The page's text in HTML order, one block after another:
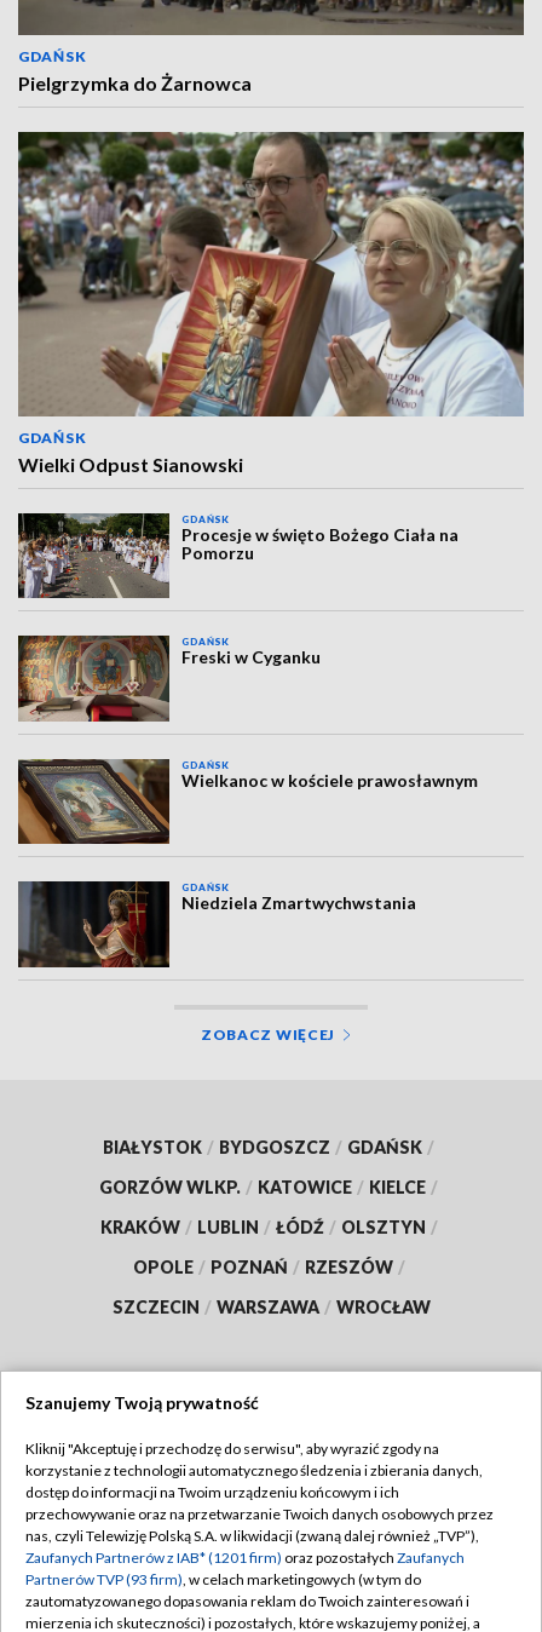
GDAŃSK
Pielgrzymka do Żarnowca
GDAŃSK
Wielki Odpust Sianowski
GDAŃSK
Procesje w święto Bożego Ciała na
Pomorzu
GDAŃSK
Freski w Cyganku
GDAŃSK
Wielkanoc w kościele prawosławnym
GDAŃSK
Niedziela Zmartwychwstania
ZOBACZ WIĘCEJ
BIAŁYSTOK / BYDGOSZCZ / GDAŃSK /
GORZÓW WLKP. / KATOWICE / KIELCE /
KRAKÓW / LUBLIN / ŁÓDŹ / OLSZTYN /
OPOLE / POZNAŃ / RZESZÓW /
SZCZECIN / WARSZAWA / WROCŁAW
TVP
Abonament TVP
Emisja w TVP
Centrum informacji TVP
Regulamin TVP
Polityka prywatności
Moje zgody
Szanujemy Twoją prywatność
Kliknij "Akceptuję i przechodzę do serwisu", aby wyrazić zgody na
korzystanie z technologii automatycznego śledzenia i zbierania danych,
dostęp do informacji na Twoim urządzeniu końcowym i ich
przechowywanie oraz na przetwarzanie Twoich danych osobowych przez
nas, czyli Telewizję Polską S.A. w likwidacji (zwaną dalej również „TVP”),
Zaufanych Partnerów z IAB* (1201 firm) oraz pozostałych Zaufanych
Partnerów TVP (93 firm), w celach marketingowych (w tym do
zautomatyzowanego dopasowania reklam do Twoich zainteresowań i
mierzenia ich skuteczności) i pozostałych, które wskazujemy poniżej, a